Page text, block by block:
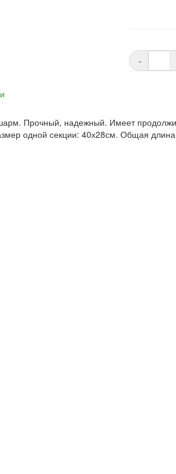
-
Прочный, надежный. Имеет
одной секции: 40х28см. Общая